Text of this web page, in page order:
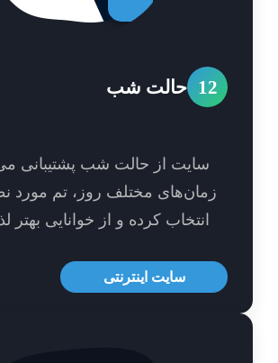
حالت شب
سایت از حالت شب پشتیبانی می‌کنند. در
مختلف روز، تم مورد نظر خود را
انتخاب کرده و از خوانایی بهتر لذت ببرید.
سایت اینترنتی